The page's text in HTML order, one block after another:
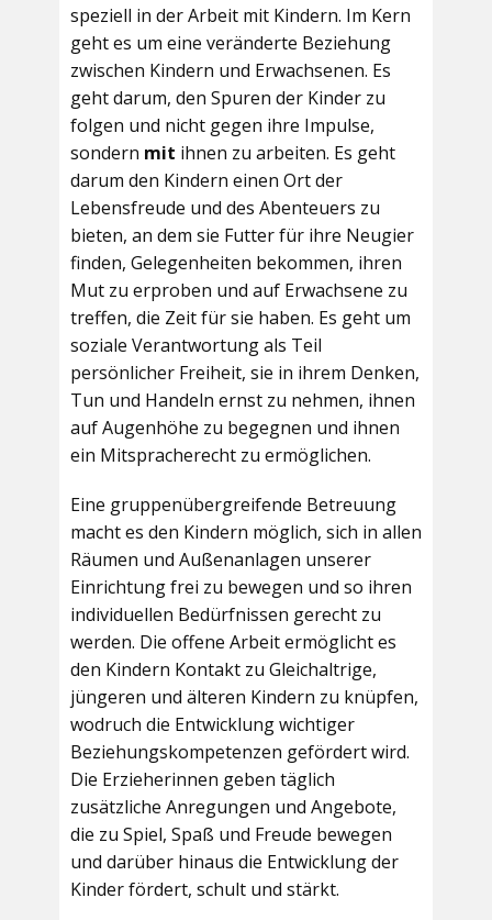
speziell in der Arbeit mit Kindern. Im Kern
geht es um eine veränderte Beziehung
zwischen Kindern und Erwachsenen. Es
geht darum, den Spuren der Kinder zu
folgen und nicht gegen ihre Impulse,
sondern mit ihnen zu arbeiten. Es geht
darum den Kindern einen Ort der
Lebensfreude und des Abenteuers zu
bieten, an dem sie Futter für ihre Neugier
finden, Gelegenheiten bekommen, ihren
Mut zu erproben und auf Erwachsene zu
treffen, die Zeit für sie haben. Es geht um
soziale Verantwortung als Teil
persönlicher Freiheit, sie in ihrem Denken,
Tun und Handeln ernst zu nehmen, ihnen
auf Augenhöhe zu begegnen und ihnen
ein Mitspracherecht zu ermöglichen.
Eine gruppenübergreifende Betreuung
macht es den Kindern möglich, sich in allen
Räumen und Außenanlagen unserer
Einrichtung frei zu bewegen und so ihren
individuellen Bedürfnissen gerecht zu
werden. Die offene Arbeit ermöglicht es
den Kindern Kontakt zu Gleichaltrige,
jüngeren und älteren Kindern zu knüpfen,
wodruch die Entwicklung wichtiger
Beziehungskompetenzen gefördert wird.
Die Erzieherinnen geben täglich
zusätzliche Anregungen und Angebote,
die zu Spiel, Spaß und Freude bewegen
und darüber hinaus die Entwicklung der
Kinder fördert, schult und stärkt.